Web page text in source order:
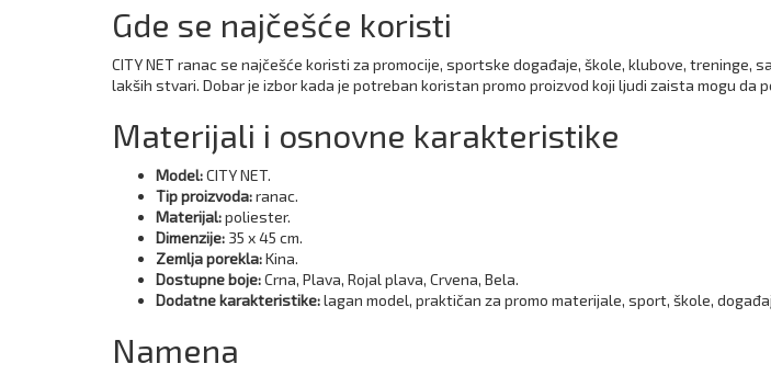
Gde se najčešće koristi
CITY NET ranac se najčešće koristi za promocije, sportske događaje, škole, klubove,
lakših stvari. Dobar je izbor kada je potreban koristan promo proizvod koji ljudi zaista mogu da
Materijali i osnovne karakteristike
Model:CITY NET.
Tip proizvoda:ranac.
Materijal:poliester.
Dimenzije: 35 x 45 cm.
Zemlja porekla:Kina.
Dostupne boje:Crna, Plava, Rojal plava, Crvena, Bela.
Dodatne karakteristike:lagan model, praktičan za promo materijale, sport, škole,
Namena